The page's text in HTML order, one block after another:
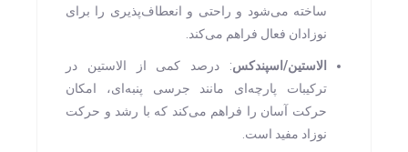
ساخته می‌شود و راحتی و انعطاف‌پذیری را برای
نوزادان فعال فراهم می‌کند.
الاستین/اسپندکس: درصد کمی از الاستین در
ترکیبات پارچه‌ای مانند جرسی پنبه‌ای، امکان
حرکت آسان را فراهم می‌کند که با رشد و حرکت
نوزاد مفید است.